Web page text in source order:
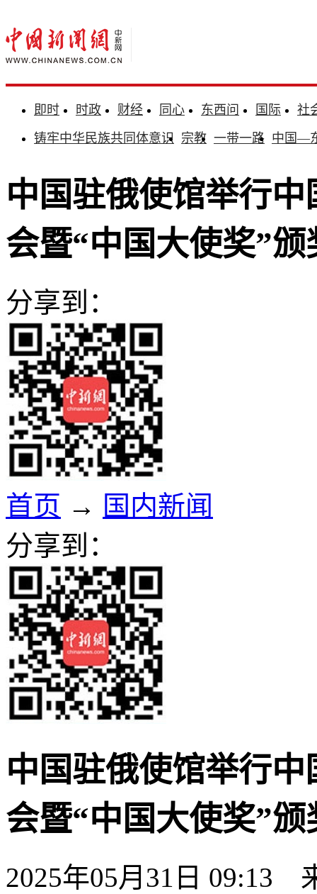
即时 时政 财经 同心 东西问 国际
社
铸牢中华民族共同体意识 宗教 一带一路 中国—
中国驻俄使馆举行
会暨“中国大使奖”颁
分享到：
首页 → 国内新闻
分享到：
中国驻俄使馆举行
会暨“中国大使奖”颁
2025年05月31日 09:13